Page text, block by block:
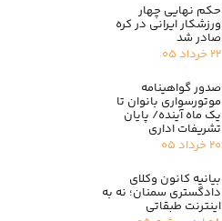
حکم نهایی چهار
ورزشکار ایرانی در کره
صادر شد
۲۲ خرداد ۰۵
صدور گواهینامه
موتورسواری بانوان تا
یک ماه آینده/ پایان
تشریفات اداری
۲۰ خرداد ۰۵
بیانیه کانون وکلای
دادگستری سمنان؛ نه به
اینترنت طبقاتی